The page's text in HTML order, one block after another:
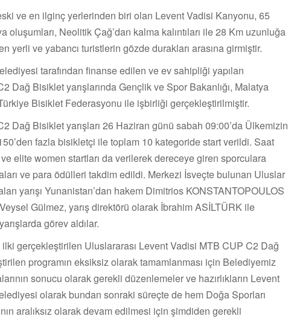
ve en ilginç yerlerinden biri olan Levent Vadisi Kanyonu, 65
oluşumları, Neolitik Çağ’dan kalma kalıntıları ile 28 Km uzunluğa
yerli ve yabancı turistlerin gözde durakları arasına girmiştir.
tarafından finanse edilen ve ev sahipliği yapılan
Dağ Bisiklet yarışlarında Gençlik ve Spor Bakanlığı, Malatya
Bisiklet Federasyonu ile işbirliği gerçekleştirilmiştir.
Dağ Bisiklet yarışları 26 Haziran günü sabah 09:00’da Ülkemizin
fazla bisikletçi ile toplam 10 kategoride start verildi. Saat
elite women startları da verilerek dereceye giren sporculara
ve para ödülleri takdim edildi. Merkezi İsveçte bulunan Uluslar
yarışı Yunanistan’dan hakem Dimitrios KONSTANTOPOULOS
Gülmez, yarış direktörü olarak İbrahim ASİLTÜRK ile
görev aldılar.
gerçekleştirilen Uluslararası Levent Vadisi MTB CUP C2 Dağ
programın eksiksiz olarak tamamlanması için Belediyemiz
sonucu olarak gerekli düzenlemeler ve hazırlıkların Levent
olarak bundan sonraki süreçte de hem Doğa Sporları
aralıksız olarak devam edilmesi için şimdiden gerekli